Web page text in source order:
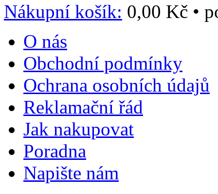
Nákupní košík: 0,00 Kč •
O nás
Obchodní podmínky
Ochrana osobních údajů
Reklamační řád
Jak nakupovat
Poradna
Napište nám